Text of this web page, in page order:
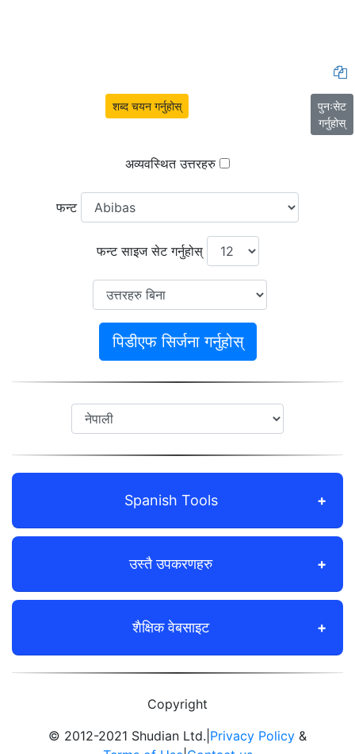
शब्द चयन गर्नुहोस्
पुनःसेट
गर्नुहोस्
अव्यवस्थित उत्तरहरु
फन्ट
फन्ट साइज सेट गर्नुहोस्
पिडीएफ सिर्जना गर्नुहोस्
Spanish Tools
उस्तै उपकरणहरु
शैक्षिक वेबसाइट
Copyright
© 2012-2021 Shudian Ltd.| Privacy Policy &